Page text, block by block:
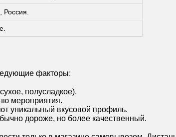
факторы:
полусладкое).
мероприятия.
уникальный вкусовой профиль.
дороже, но более качественный.